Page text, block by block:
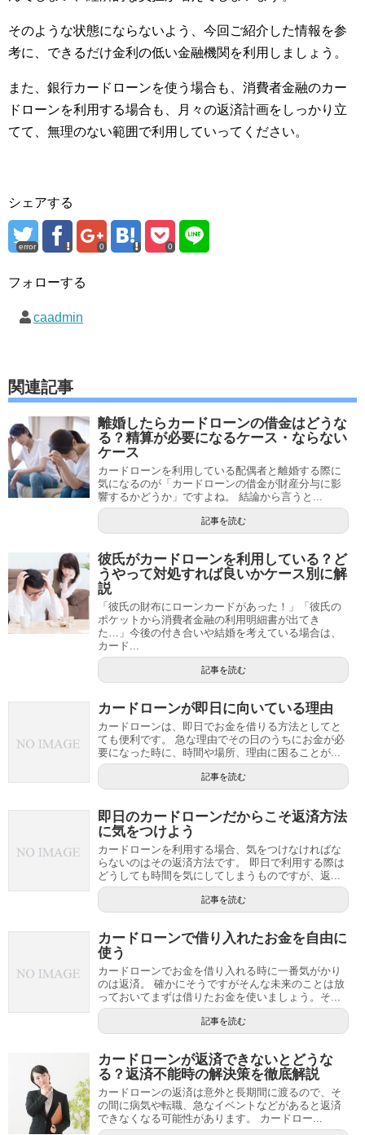
そのような状態にならないよう、今回ご紹介した情報を参
考に、できるだけ金利の低い金融機関を利用しましょう。
また、銀行カードローンを使う場合も、消費者金融のカー
ドローンを利用する場合も、月々の返済計画をしっかり立
てて、無理のない範囲で利用していってください。
シェアする
error 0 0
フォローする
caadmin
関連記事
離婚したらカードローンの借金はどうな
る？精算が必要になるケース・ならない
ケース
カードローンを利用している配偶者と離婚する際に
気になるのが「カードローンの借金が財産分与に影
響するかどうか」ですよね。 結論から言うと...
記事を読む
彼氏がカードローンを利用している？ど
うやって対処すれば良いかケース別に解
説
「彼氏の財布にローンカードがあった！」「彼氏の
ポケットから消費者金融の利用明細書が出てき
た…」今後の付き合いや結婚を考えている場合は、
カード...
記事を読む
カードローンが即日に向いている理由
カードローンは、即日でお金を借りる方法としてと
ても便利です。 急な理由でその日のうちにお金が必
要になった時に、時間や場所、理由に困ることが...
記事を読む
即日のカードローンだからこそ返済方法
に気をつけよう
カードローンを利用する場合、気をつけなければな
らないのはその返済方法です。 即日で利用する際は
どうしても時間を気にしてしまうものですが、返...
記事を読む
カードローンで借り入れたお金を自由に
使う
カードローンでお金を借り入れる時に一番気がかり
のは返済。 確かにそうですがそんな未来のことは放
っておいてまずは借りたお金を使いましょう。そ...
記事を読む
カードローンが返済できないとどうな
る？返済不能時の解決策を徹底解説
カードローンの返済は意外と長期間に渡るので、そ
の間に病気や転職、急なイベントなどがあると返済
できなくなる可能性があります。 カードロー...